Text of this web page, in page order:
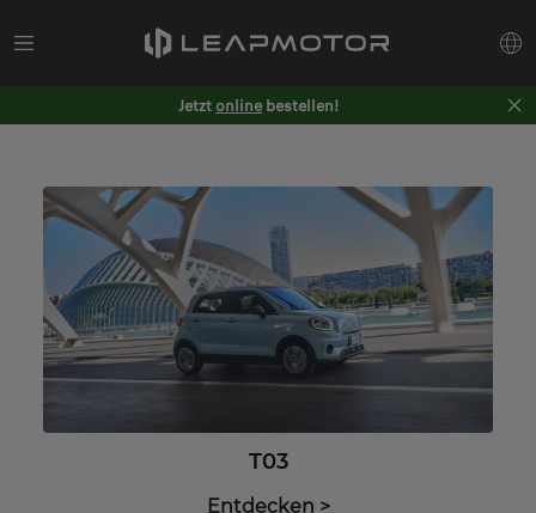
Jetzt online bestellen!
T03
Entdecken >